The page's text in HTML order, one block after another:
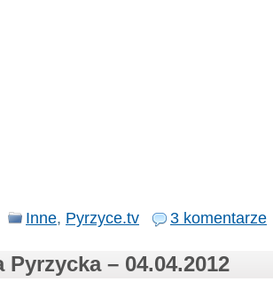
Inne, Pyrzyce.tv 3 komentarze
Pyrzycka – 04.04.2012